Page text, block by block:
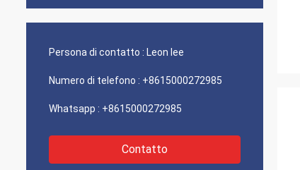
Persona di contatto : Leon lee
Numero di telefono : +8615000272985
Whatsapp : +8615000272985
Contatto